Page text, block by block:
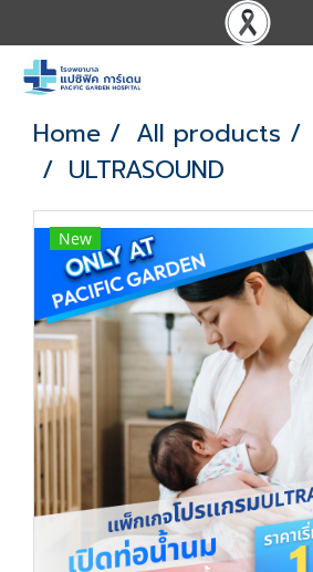
Home All products
ULTRASOUND
New